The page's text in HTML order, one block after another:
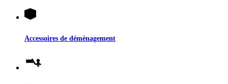
Accessoires de déménagement